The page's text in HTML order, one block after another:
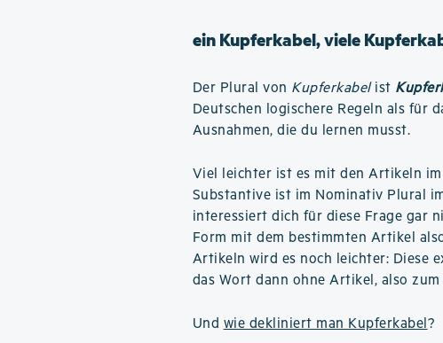
ein Kupferkabel, viele
Der Plural von Kupferkabelist
Deutschen logischere Regeln als für
Ausnahmen, die du lernen musst.
Viel leichter ist es mit den Artikeln
Substantive ist im Nominativ Plural
interessiert dich für diese Frage gar
Form mit dem bestimmten Artikel
Artikeln wird es noch leichter: Diese
das Wort dann ohne Artikel, also zum
Und wie dekliniert man Kupferkabel?